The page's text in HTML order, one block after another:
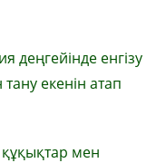
деңгейінде енгізу
екенін атап
мен